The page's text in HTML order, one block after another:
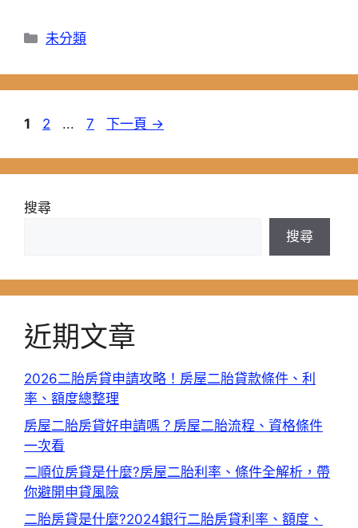
分
未分類
頁
1
頁
2 ...
頁
7 下一頁 →
搜尋
搜尋
近期文章
2026二胎房貸申請攻略！房屋二胎貸款條件、利
率、額度總整理
房屋二胎房貸好申請嗎？房屋二胎流程、資格條件
一次看
二順位房貸是什麼?房屋二胎利率、條件全解析，帶
你避開申貸風險
二胎房貸是什麼?2024銀行二胎房貸利率、額度、